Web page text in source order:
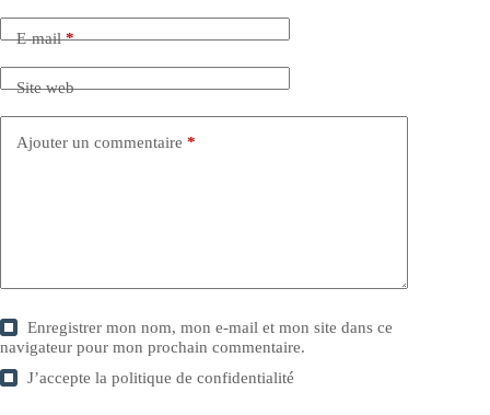
E-mail*
Site web
Ajouter un commentaire *
Enregistrer mon nom, mon e-mail et mon site dans ce
navigateur pour mon prochain commentaire.
J’accepte lapolitique de confidentialité